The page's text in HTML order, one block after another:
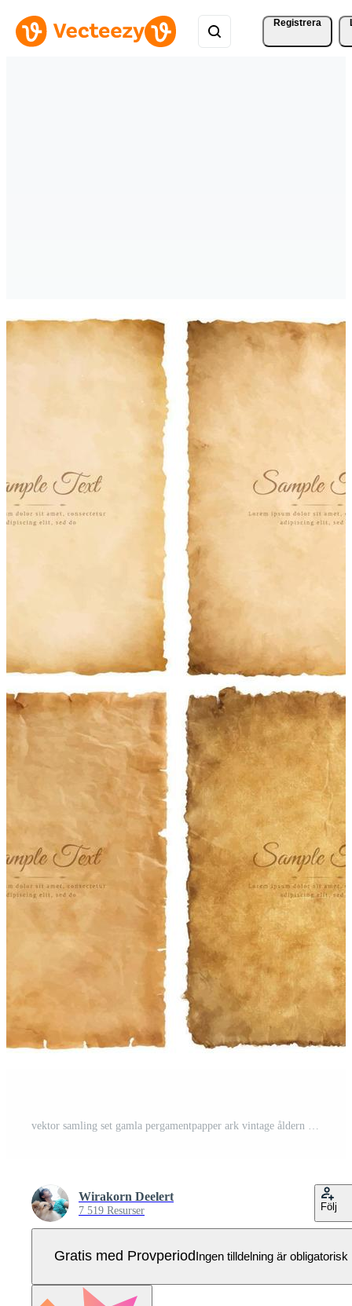
Registrera
Wirakorn Deelert
7 519 Resurser Följ
Gratis med ProvperiodIngen tilldelning är obligatorisk